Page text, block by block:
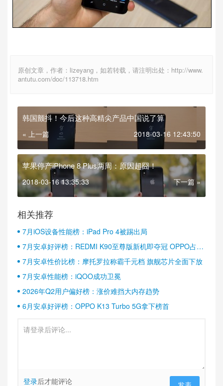
原创文章，作者：lizeyang，如若转载，请注明出处：http://www.
antutu.com/doc/113718.htm
韩国颤抖！今后这种高精尖产品中国说了算
« 上一篇 2018-03-16 12:43:50
苹果停产iPhone 8 Plus两周：原因超囧！
2018-03-16 13:35:33 下一篇 »
相关推荐
7月iOS设备性能榜：iPad Pro 4被踢出局
7月安卓好评榜：REDMI K90至尊版新机即夺冠 OPPO占据
半壁江山
7月安卓性价比榜：摩托罗拉称霸千元档 旗舰芯片全面下放
7月安卓性能榜：iQOO成功卫冕
2026年Q2用户偏好榜：涨价难挡大内存趋势
6月安卓好评榜：OPPO K13 Turbo 5G拿下榜首
登录后才能评论